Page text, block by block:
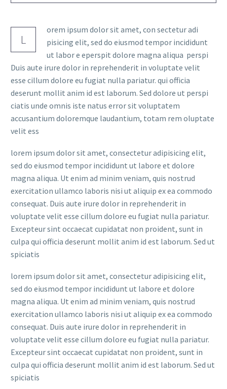
L
orem ipsum dolor sit amet, con sectetur adi
pisicing elit, sed do eiusmod tempor incididunt
ut labor e eperspit dolore magna aliqua perspi
Duis aute irure dolor in reprehenderit in voluptate velit
esse cillum dolore eu fugiat nulla pariatur. qui officia
deserunt mollit anim id est laborum. Sed dolore ut perspi
ciatis unde omnis iste natus error sit voluptatem
accusantium doloremque laudantium, totam rem oluptate
velit ess
lorem ipsum dolor sit amet, consectetur adipisicing elit,
sed do eiusmod tempor incididunt ut labore et dolore
magna aliqua. Ut enim ad minim veniam, quis nostrud
exercitation ullamco laboris nisi ut aliquip ex ea commodo
consequat. Duis aute irure dolor in reprehenderit in
voluptate velit esse cillum dolore eu fugiat nulla pariatur.
Excepteur sint occaecat cupidatat non proident, sunt in
culpa qui officia deserunt mollit anim id est laborum. Sed ut
spiciatis
lorem ipsum dolor sit amet, consectetur adipisicing elit,
sed do eiusmod tempor incididunt ut labore et dolore
magna aliqua. Ut enim ad minim veniam, quis nostrud
exercitation ullamco laboris nisi ut aliquip ex ea commodo
consequat. Duis aute irure dolor in reprehenderit in
voluptate velit esse cillum dolore eu fugiat nulla pariatur.
Excepteur sint occaecat cupidatat non proident, sunt in
culpa qui officia deserunt mollit anim id est laborum. Sed ut
spiciatis